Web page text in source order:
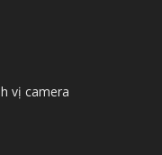
vị camera